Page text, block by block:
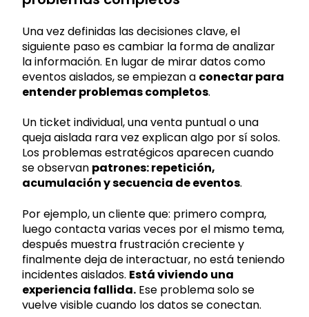
Una vez definidas las decisiones clave, el
siguiente paso es cambiar la forma de analizar
la información. En lugar de mirar datos como
eventos aislados, se empiezan a conectar para
entender problemas completos.
Un ticket individual, una venta puntual o una
queja aislada rara vez explican algo por sí solos.
Los problemas estratégicos aparecen cuando
se observan patrones: repetición,
acumulación y secuencia de eventos.
Por ejemplo, un cliente que: primero compra,
luego contacta varias veces por el mismo tema,
después muestra frustración creciente y
finalmente deja de interactuar, no está teniendo
incidentes aislados. Está viviendo una
experiencia fallida. Ese problema solo se
vuelve visible cuando los datos se conectan.